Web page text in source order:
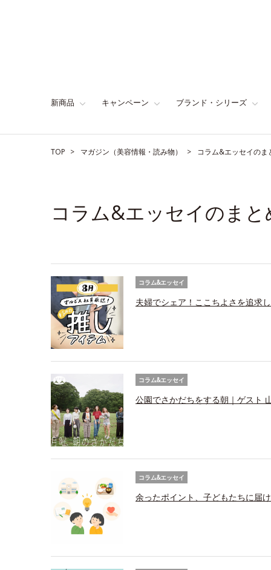
新商品 キャンペーン ブランド・シリーズ
TOP マガジン（美容情報・読み物） コラム&エッセイのま
コラム&エッセイのまと
コラム&エッセイ
夫婦でシェア！ここちよさを追求
コラム&エッセイ
公園でさかだちをする朝｜ゲスト
コラム&エッセイ
余ったポイント、子どもたちに届